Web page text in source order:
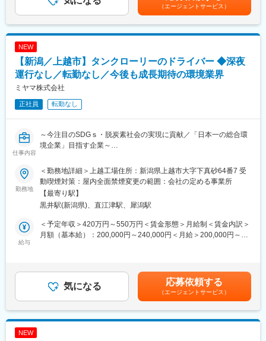
（研修期間中は主に8:00～17:00勤務）
ーテーションへ移行
◆運行は基本的に高速道路を使用します。
ます。安心してご応募ください。また、運行計画においても、運
行スケジュール、行先場所（地図等）を
きちんとお知らせしますので、初めての方でも安心して業務に臨
んでいただけます。
■当社の強み：
◎独自技術での課題解決が強み
て、それぞれの置かれた状況や背景要因などにも深く目を配りな
がら、お客様とともに考え、独自の発想や技術を凝らして解決を
図っています。
◎技術への積極投資で新技術を創出
技術開発への投資を惜しまず、たとえば自動車分野における環境
技術である「エコドライブナビゲーションシステム」を独自に開
発し、環境負荷軽減と経済効率の両立を可能にしています。
※売上高100億～1000億円程度の中堅企業の中から、各種データや
取材を基に業績やビジネスモデルのユニークさ、今後の成長期
す。
４５時間の場合）賃金はあくまでも目安の金額であり、選考を通
じて上下する可能性があります。月給(月額)は固定手当を含めた表
記です。
（エージェントサービス）
NEW
【新潟／上越市】タンクローリーのドライバー ◆深夜
運行なし／転勤なし／今後も成長期待の環境業界
ミヤマ株式会社
正社員 転勤なし
仕事内容
～今注目のSDGｓ・脱炭素社会の実現に貢献／「日本一の総合環
境企業」目指す企業～
■仕事内容：
大型トラックによる産業廃棄物の収集運搬の業務です。
適正な運行計画、機器による運行管理で、安全対策、労務管理に
力を入れています。
■職務詳細：
◆車両種類は当社が保有するタンクローリー車となります。
（FRP、SUS車など複数車両あり）担当する車両はスキル・ご経
る廃液・容器入り廃棄物等が中心で、自社工場までの運搬等業務
となります。
◆運行は基本的に高速道路を使用します。
勤務地
＜勤務地詳細＞上越工場住所：新潟県上越市大字下真砂64番7 受
動喫煙対策：屋内全面禁煙変更の範囲：会社の定める事業所
【最寄り駅】
黒井駅(新潟県)、直江津駅、犀潟駅
給与
＜予定年収＞420万円～550万円＜賃金形態＞月給制＜賃金内訳＞
月額（基本給）：200,000円～240,000円＜月給＞200,000円～
１０日） 時間外休日労働：約６５,０００円～７９,０００円
（月４５時間の場合）賃金はあくまでも目安の金額であり、選考
を通じて上下する可能性があります。月給(月額)は固定手当を含め
た表記です。
気になる 応募依頼する
（エージェントサービス）
NEW